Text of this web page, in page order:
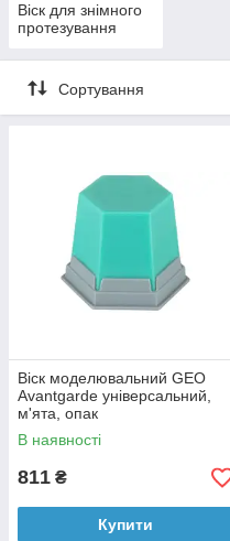
Віск для знімного
протезування
Сортування
Віск моделювальний GEO
Avantgarde універсальний,
м'ята, опак
В наявності
811 ₴
Купити